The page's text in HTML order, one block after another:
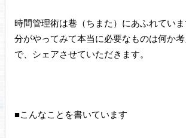
時間管理術は巷（ちまた）にあふれてい
分がやってみて本当に必要なものは何か
で、シェアさせていただきます。
■こんなことを書いています